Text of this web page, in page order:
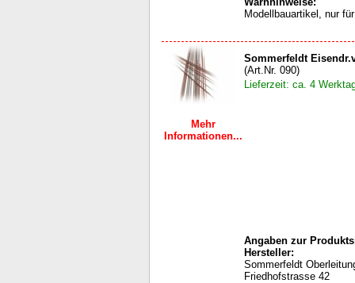
Modellbauartikel, nur
Mehr
Informationen...
Sommerfeldt
(Art.Nr. 090)
Lieferzeit: ca. 4
Angaben zur
Hersteller:
Sommerfeldt
Friedhofstrasse 42